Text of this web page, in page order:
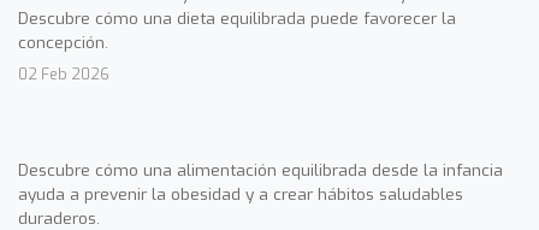
Descubre cómo una dieta equilibrada puede favorecer la
concepción.
02 Feb 2026
Descubre cómo una alimentación equilibrada desde la infancia
ayuda a prevenir la obesidad y a crear hábitos saludables
duraderos.